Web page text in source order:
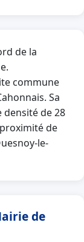
de la
commune
Sa
densité de 28
de
le-
de